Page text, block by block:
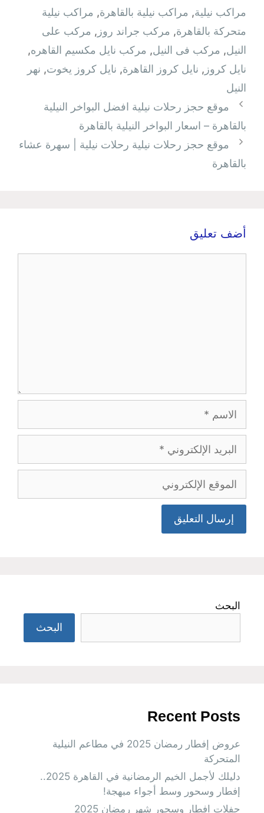
مراكب نيلية, مراكب نيلية بالقاهرة, مراكب نيلية
متحركة بالقاهرة, مركب جراند روز , مركب على
النيل, مركب فى النيل, مركب نايل مكسيم القاهره,
نايل كروز , نايل كروز القاهرة, نايل كروز يخوت, نهر
النيل
موقع حجز رحلات نيلية افضل البواخر النيلية
بالقاهرة – اسعار البواخر النيلية بالقاهرة
موقع حجز رحلات نيلية رحلات نيلية | سهرة عشاء
بالقاهرة
أضف تعليق
الاسم
البريد
الإلكتروني
الموقع
الإلكتروني
البحث
البحث
Recent Posts
عروض إفطار رمضان 2025 في مطاعم النيلية
المتحركة
دليلك لأجمل الخيم الرمضانية في القاهرة 2025..
إفطار وسحور وسط أجواء مبهجة!
حفلات افطار وسحور شهر رمضان 2025